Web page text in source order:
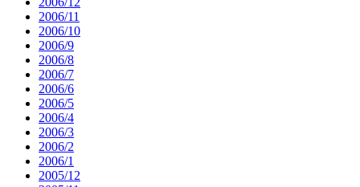
2006/11
2006/10
2006/9
2006/8
2006/7
2006/6
2006/5
2006/4
2006/3
2006/2
2006/1
2005/12